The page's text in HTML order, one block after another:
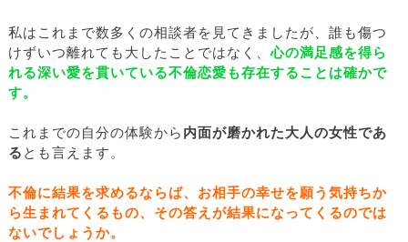
私はこれまで数多くの相談者を見てきましたが、誰も傷つ
けずいつ離れても大したことではなく、心の満足感を得ら
れる深い愛を貫いている不倫恋愛も存在することは確かで
す。
これまでの自分の体験から 内面が磨かれた大人の女性であ
る とも言えます。
不倫に結果を求めるならば、お相手の幸せを願う気持ちか
ら生まれてくるもの、その答えが結果になってくるのでは
ないでしょうか。